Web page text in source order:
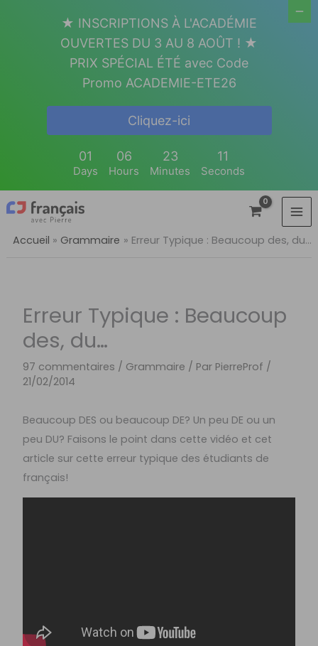
Accueil Grammaire Erreur Typique : Beaucoup des, du…
Erreur Typique : Beaucoup
des, du…
97 commentaires / Grammaire / Par PierreProf /
21/02/2014
Beaucoup DES ou beaucoup DE? Un peu DE ou un
peu DU? Faisons le point dans cette vidéo et cet
article sur cette erreur typique des étudiants de
français!
★ INSCRIPTIONS À L'ACADÉMIE
OUVERTES DU 3 AU 8 AOÛT ! ★
PRIX SPÉCIAL ÉTÉ avec Code
Promo ACADEMIE-ETE26
Cliquez-ici
01
Days
06
Hours
23
Minutes
10
Seconds